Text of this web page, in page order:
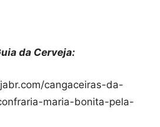
da Cerveja:
cangaceiras-da-
maria-bonita-pela-